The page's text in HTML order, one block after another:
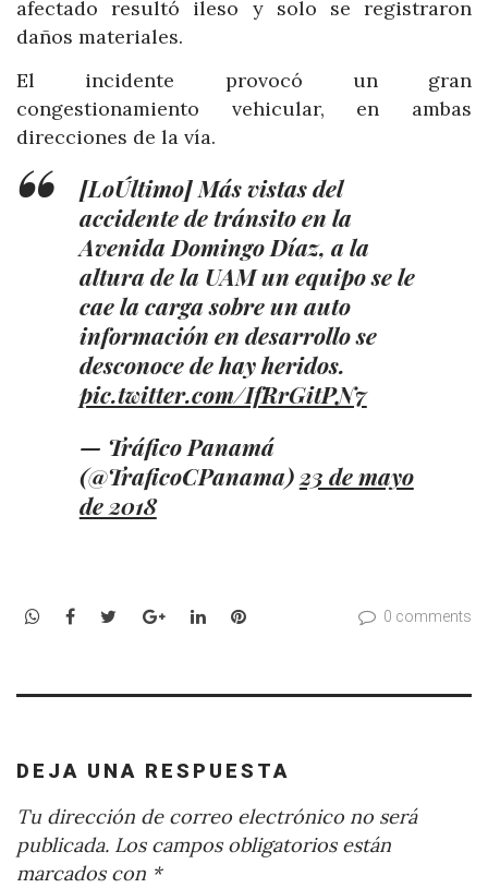
afectado resultó ileso y solo se registraron
daños materiales.
El incidente provocó un gran
congestionamiento vehicular, en ambas
direcciones de la vía.
[LoÚltimo] Más vistas del
accidente de tránsito en la
Avenida Domingo Díaz, a la
altura de la UAM un equipo se le
cae la carga sobre un auto
información en desarrollo se
desconoce de hay heridos.
pic.twitter.com/IfRrGitPN7
— Tráfico Panamá
(@TraficoCPanama)23 de mayo
de 2018
WhatsApp
Facebook
TwitterGoogle+LinkedInPinterest 0 comments
DEJA UNA RESPUESTA
Tu dirección de correo electrónico no será
publicada. Los campos obligatorios están
marcados con *